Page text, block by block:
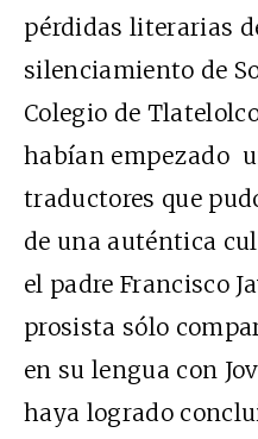
pérdidas literarias
silenciamiento de
Colegio de
habían empezado
traductores que
de una auténtica
el padre Francisco
prosista sólo
en su lengua con
haya logrado